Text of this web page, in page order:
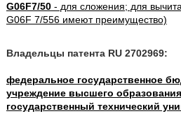
G06F7/50- для сложения; для
G06F 7/556 имеют преимущество)
Владельцы патента RU 2702969:
федеральное государственное
учреждение высшего
государственный технический